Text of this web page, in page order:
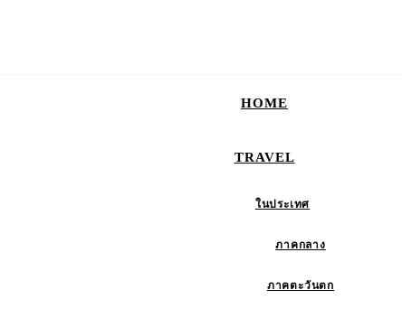
HOME
TRAVEL
ในประเทศ
ภาคกลาง
ภาคตะวันตก